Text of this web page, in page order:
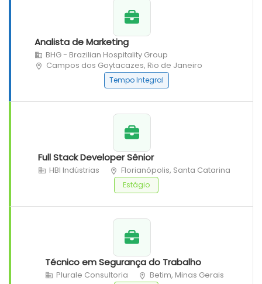
Analista de Marketing
BHG - Brazilian Hospitality Group
Campos dos Goytacazes, Rio de Janeiro
Tempo Integral
Full Stack Developer Sênior
HBI Indústrias Florianópolis, Santa Catarina
Estágio
Técnico em Segurança do Trabalho
Plurale Consultoria Betim, Minas Gerais